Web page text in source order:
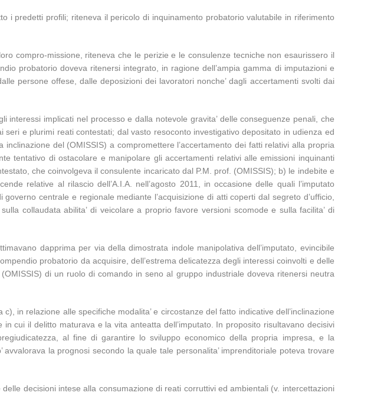
i predetti profili; riteneva il pericolo di inquinamento probatorio valutabile in riferimento
compro-missione, riteneva che le perizie e le consulenze tecniche non esaurissero il
probatorio doveva ritenersi integrato, in ragione dell’ampia gamma di imputazioni e
persone offese, dalle deposizioni dei lavoratori nonche’ dagli accertamenti svolti dai
implicati nel processo e dalla notevole gravita’ delle conseguenze penali, che
e plurimi reati contestati; dal vasto resoconto investigativo depositato in udienza ed
del (OMISSIS) a compromettere l’accertamento dei fatti relativi alla propria
tentativo di ostacolare e manipolare gli accertamenti relativi alle emissioni inquinanti
che coinvolgeva il consulente incaricato dal P.M. prof. (OMISSIS); b) le indebite e
relative al rilascio dell’A.I.A. nell’agosto 2011, in occasione delle quali l’imputato
centrale e regionale mediante l’acquisizione di atti coperti dal segreto d’ufficio,
collaudata abilita’ di veicolare a proprio favore versioni scomode e sulla facilita’ di
dapprima per via della dimostrata indole manipolativa dell’imputato, evincibile
probatorio da acquisire, dell’estrema delicatezza degli interessi coinvolti e delle
di un ruolo di comando in seno al gruppo industriale doveva ritenersi neutra
in relazione alle specifiche modalita’ e circostanze del fatto indicative dell’inclinazione
cui il delitto maturava e la vita anteatta dell’imputato. In proposito risultavano decisivi
al fine di garantire lo sviluppo economico della propria impresa, e la
la prognosi secondo la quale tale personalita’ imprenditoriale poteva trovare
decisioni intese alla consumazione di reati corruttivi ed ambientali (v. intercettazioni